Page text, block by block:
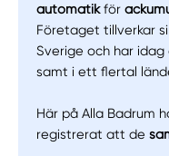
automatikför
Företaget tillverkar
Sverige och har
samt i ett flertal
Här på Alla Badrum
registrerat att de